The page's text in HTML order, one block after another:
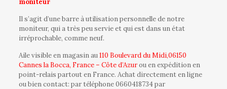
moniteur
Il s’agit d’une barre à utilisation personnelle de notre
moniteur, qui a très peu servie et qui est dans un état
irréprochable, comme neuf.
Aile visible en magasin au110 Boulevard du Midi,06150
Cannes la Bocca, France – Côte d’Azurou en expédition en
point-relais partout en France. Achat directement en ligne
ou bien contact: par téléphone0660418734par